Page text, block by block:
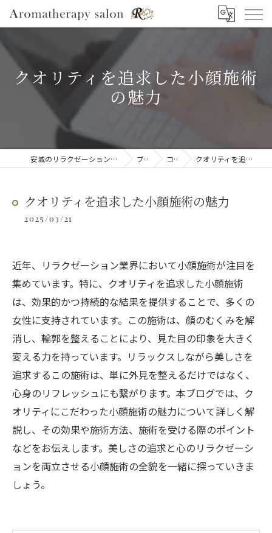
クオリティを追求した小顔施術
の魅力
安城のリラクゼーションならAromatherapy salon R ブログ コラム クオリティを追求した小顔施術の魅力
クオリティを追求した小顔施術の魅力
2025/03/21
近年、リラクゼーション業界において小顔施術が注目を
集めています。特に、クオリティを追求した小顔施術
は、効果的かつ持続的な結果を提供することで、多くの
女性に支持されています。この施術は、顔のむくみを解
消し、輪郭を整えることにより、見た目の印象を大きく
変える力を持っています。リラックスしながら美しさを
追求するこの施術は、単に外見を整えるだけではなく、
心身のリフレッシュにも繋がります。本ブログでは、ク
オリティにこだわった小顔施術の魅力について詳しく解
説し、その効果や施術方法、施術を受ける際のポイント
などをお伝えします。美しさの追求と心のリラクゼーシ
ョンを両立させる小顔施術の全貌を一緒に探っていきま
しょう。